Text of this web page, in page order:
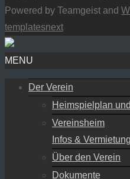
Powered by Teamgeist and
templatesnext
MENU
Der Verein
Heimspielplan
Vereinsheim
Infos & Vermietung
Über den Verein
Dokumente